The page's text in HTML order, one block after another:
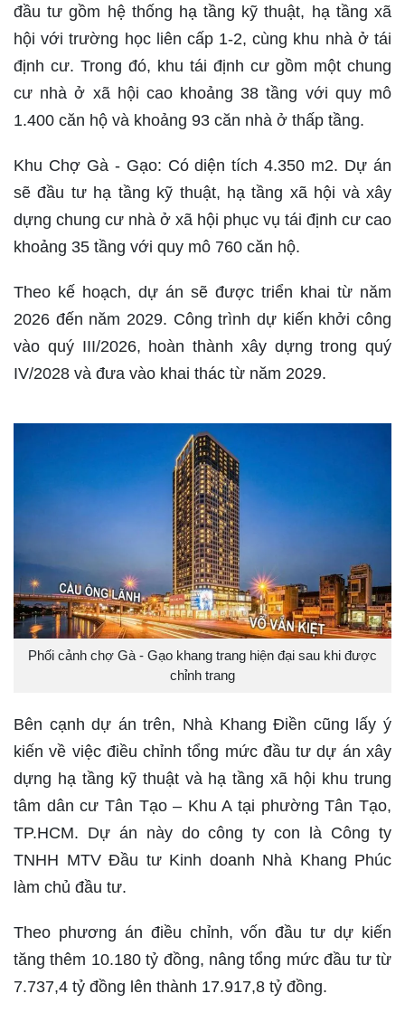
đầu tư gồm hệ thống hạ tầng kỹ thuật, hạ tầng xã
hội với trường học liên cấp 1-2, cùng khu nhà ở tái
định cư. Trong đó, khu tái định cư gồm một chung
cư nhà ở xã hội cao khoảng 38 tầng với quy mô
1.400 căn hộ và khoảng 93 căn nhà ở thấp tầng.
Khu Chợ Gà - Gạo: Có diện tích 4.350 m2. Dự án
sẽ đầu tư hạ tầng kỹ thuật, hạ tầng xã hội và xây
dựng chung cư nhà ở xã hội phục vụ tái định cư cao
khoảng 35 tầng với quy mô 760 căn hộ.
Theo kế hoạch, dự án sẽ được triển khai từ năm
2026 đến năm 2029. Công trình dự kiến khởi công
vào quý III/2026, hoàn thành xây dựng trong quý
IV/2028 và đưa vào khai thác từ năm 2029.
Phối cảnh chợ Gà - Gạo khang trang hiện đại sau khi được
chỉnh trang
Bên cạnh dự án trên, Nhà Khang Điền cũng lấy ý
kiến về việc điều chỉnh tổng mức đầu tư dự án xây
dựng hạ tầng kỹ thuật và hạ tầng xã hội khu trung
tâm dân cư Tân Tạo – Khu A tại phường Tân Tạo,
TP.HCM. Dự án này do công ty con là Công ty
TNHH MTV Đầu tư Kinh doanh Nhà Khang Phúc
làm chủ đầu tư.
Theo phương án điều chỉnh, vốn đầu tư dự kiến
tăng thêm 10.180 tỷ đồng, nâng tổng mức đầu tư từ
7.737,4 tỷ đồng lên thành 17.917,8 tỷ đồng.